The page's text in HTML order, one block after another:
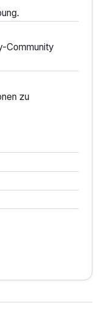
Community
zu